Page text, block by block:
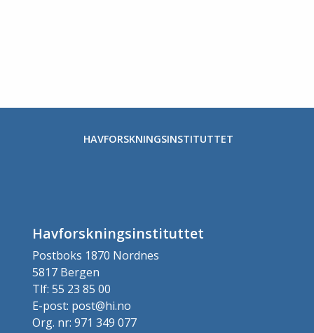
HAVFORSKNINGSINSTITUTTET
Havforskningsinstituttet
Postboks 1870 Nordnes
5817 Bergen
Tlf: 55 23 85 00
E-post: post@hi.no
Org. nr: 971 349 077